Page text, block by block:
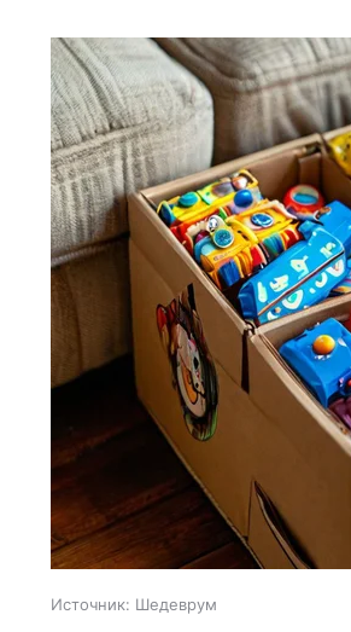
Источник: Шедеврум